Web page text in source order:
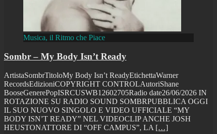
Musica, il Ritmo che Piace
Sombr – My Body Isn’t Ready
ArtistaSombrTitoloMy Body Isn’t ReadyEtichettaWarner
RecordsEdizioniCOPYRIGHT CONTROLAutoriShane
BooseGenerePopISRCUSWB12602705Radio date26/06/2026 IN
ROTAZIONE SU RADIO SOUND SOMBRPUBBLICA OGGI
IL SUO NUOVO SINGOLO E VIDEO UFFICIALE “MY
BODY ISN’T READY” NEL VIDEOCLIP ANCHE JOSH
HEUSTONATTORE DI “OFF CAMPUS”, LA […]